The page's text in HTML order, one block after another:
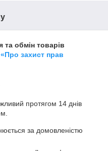
та обмін товарів
«Про захист прав
протягом 14 днів
за домовленістю